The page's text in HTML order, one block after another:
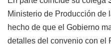
Ministerio de Producción de
hecho de que el Gobierno
detalles del convenio con el